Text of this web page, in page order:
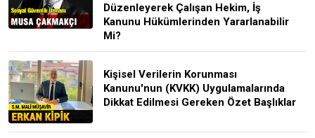
Düzenleyerek Çalışan Hekim, İş
Kanunu Hükümlerinden Yararlanabilir
Mi?
Kişisel Verilerin Korunması
Kanunu'nun (KVKK) Uygulamalarında
Dikkat Edilmesi Gereken Özet Başlıklar